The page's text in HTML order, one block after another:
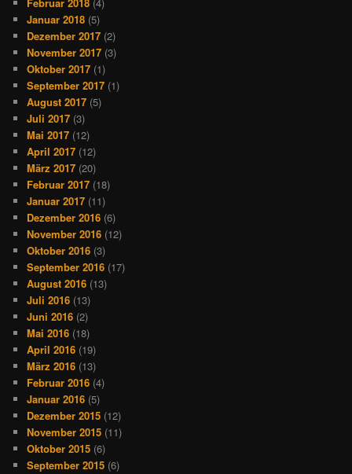
Januar 2018 (5)
Dezember 2017 (2)
November 2017 (3)
Oktober 2017 (1)
September 2017 (1)
August 2017 (5)
Juli 2017 (3)
Mai 2017 (12)
April 2017 (12)
März 2017 (20)
Februar 2017 (18)
Januar 2017 (11)
Dezember 2016 (6)
November 2016 (12)
Oktober 2016 (3)
September 2016 (17)
August 2016 (13)
Juli 2016 (13)
Juni 2016 (2)
Mai 2016 (18)
April 2016 (19)
März 2016 (13)
Februar 2016 (4)
Januar 2016 (5)
Dezember 2015 (12)
November 2015 (11)
Oktober 2015 (6)
September 2015 (6)